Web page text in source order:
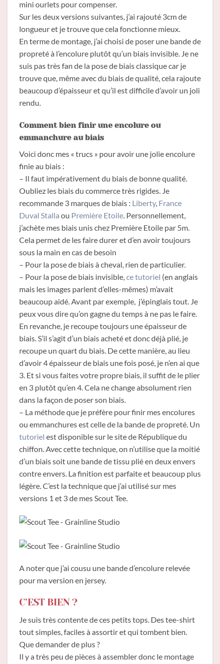
mini ourlets pour compenser.
Sur les deux versions suivantes, j’ai rajouté 3cm de
longueur et je trouve que cela fonctionne mieux.
En terme de montage, j’ai choisi de poser une bande de
propreté à l’encolure plutôt qu’un biais invisible. Je ne
suis pas très fan de la pose de biais classique car je
trouve que, même avec du biais de qualité, cela rajoute
beaucoup d’épaisseur et qu’il est difficile d’avoir un joli
rendu.
Comment bien finir une encolure ou
emmanchure au biais
Voici donc mes « trucs » pour avoir une jolie encolure
finie au biais :
– Il faut impérativement du biais de bonne qualité.
Oubliez les biais du commerce très rigides. Je
recommande 3 marques de biais : Liberty, France
Duval Stalla ou Première Etoile. Personnellement,
j’achète mes biais unis chez Première Etoile par 5m.
Cela permet de les faire durer et d’en avoir toujours
sous la main en cas de besoin
– Pour la pose de biais à cheval, rien de particulier.
– Pour la pose de biais invisible,ce tutoriel (en anglais
mais les images parlent d’elles-mêmes) m’avait
beaucoup aidé. Avant par exemple, j’épinglais tout. Je
peux vous dire qu’on gagne du temps à ne pas le faire.
En revanche, je recoupe toujours une épaisseur de
biais. S’il s’agit d’un biais acheté et donc déjà plié, je
recoupe un quart du biais. De cette manière, au lieu
d’avoir 4 épaisseur de biais une fois posé, je n’en ai que
3. Et si vous faites votre propre biais, il suffit de le plier
en 3 plutôt qu’en 4. Cela ne change absolument rien
dans la façon de poser son biais.
– La méthode que je préfère pour finir mes encolures
ou emmanchures est celle de la bande de propreté. Un
tutoriel est disponible sur le site de République du
chiffon. Avec cette technique, on n’utilise que la moitié
d’un biais soit une bande de tissu plié en deux envers
contre envers. La finition est parfaite et beaucoup plus
légère. C’est la technique que j’ai utilisé sur mes
versions 1 et 3 de mes Scout Tee.
A noter que j’ai cousu une bande d’encolure relevée
pour ma version en jersey.
C’EST BIEN ?
Je suis très contente de ces petits tops. Des tee-shirt
tout simples, faciles à assortir et qui tombent bien.
Que demander de plus ?
Il y a très peu de pièces à assembler donc le montage